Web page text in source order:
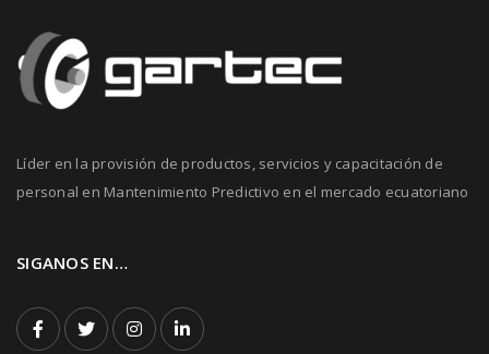
Líder en la provisión de productos, servicios y capacitación de
personal en Mantenimiento Predictivo en el mercado ecuatoriano
SIGANOS EN…